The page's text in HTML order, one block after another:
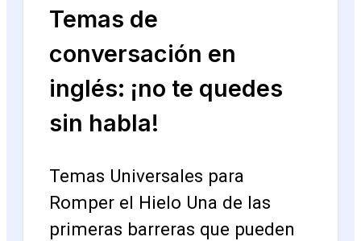
Temas de
conversación en
inglés: ¡no te quedes
sin habla!
Temas Universales para
Romper el Hielo Una de las
primeras barreras que pueden